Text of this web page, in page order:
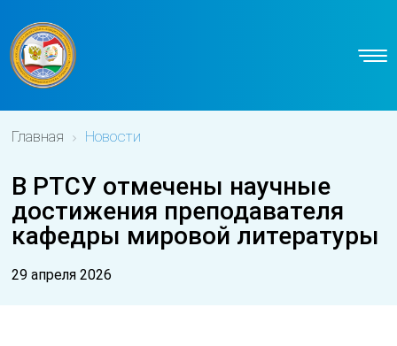
Главная Новости
В РТСУ отмечены научные
достижения преподавателя
кафедры мировой литературы
29 апреля 2026